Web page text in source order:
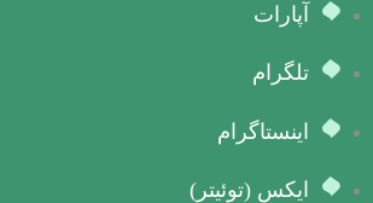
آپارات
تلگرام
اینستاگرام
ایکس (توئیتر)